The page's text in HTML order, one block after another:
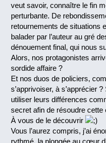
veut savoir, connaître le fin
perturbante. De
retournements de situations
balader par l’auteur au gré
dénouement final, qui nous
Alors, nos protagonistes
sordide affaire ?
Et nos duos de policiers,
s’apprivoiser, à s’apprécier
utiliser leurs différences
secret afin de résoudre cette
À vous de le découvrir
Vous l’aurez compris, j’ai
rythmé, la plongée au cœur